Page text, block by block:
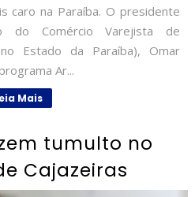
caro na Paraíba. O presidente
do Comércio Varejista de
Estado da Paraíba), Omar
Ar...
Mais
tumulto no
Cajazeiras